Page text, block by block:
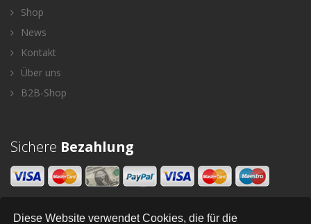
Diese Website verwendet Cookies, die für die
Shop
News
Kontakt
Über uns
B2B-Shop
Sichere Bezahlung